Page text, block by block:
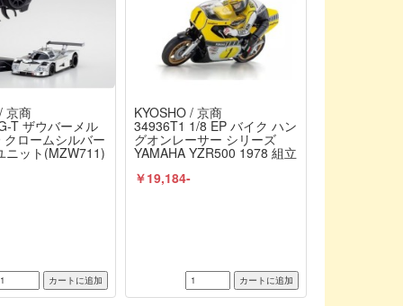
京商
T ザウバーメル
ロームシルバー
ニット(MZW711)
KYOSHO / 京商
34936T1 1/8 EP バイク ハン
グオンレーサー シリーズ
YAMAHA YZR500 1978 組立
￥19,184-